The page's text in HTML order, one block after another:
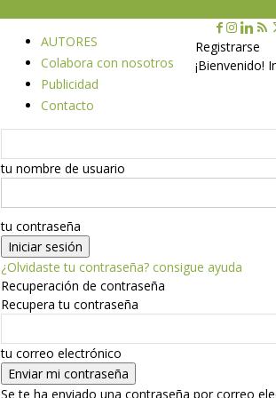
AUTORES
Colabora con nosotros
Publicidad
Contacto
Registrarse
¡Bienvenido!
tu nombre de usuario
tu contraseña
¿Olvidaste tu contraseña? consigue ayuda
Recuperación de contraseña
Recupera tu contraseña
tu correo electrónico
Se te ha enviado una contraseña por correo